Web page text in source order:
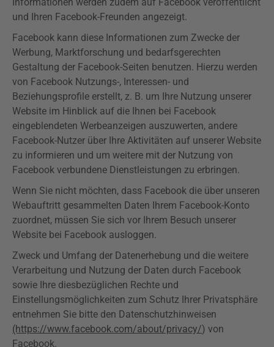
und Ihren Facebook-Freunden angezeigt.
Facebook kann diese Informationen zum Zwecke der
Werbung, Marktforschung und bedarfsgerechten
Gestaltung der Facebook-Seiten benutzen. Hierzu werden
von Facebook Nutzungs-, Interessen- und
Beziehungsprofile erstellt, z. B. um Ihre Nutzung unserer
Website im Hinblick auf die Ihnen bei Facebook
eingeblendeten Werbeanzeigen auszuwerten, andere
Facebook-Nutzer über Ihre Aktivitäten auf unserer Website
zu informieren und um weitere mit der Nutzung von
Facebook verbundene Dienstleistungen zu erbringen.
Wenn Sie nicht möchten, dass Facebook die über unseren
Webauftritt gesammelten Daten Ihrem Facebook-Konto
zuordnet, müssen Sie sich vor Ihrem Besuch unserer
Website bei Facebook ausloggen.
Zweck und Umfang der Datenerhebung und die weitere
Verarbeitung und Nutzung der Daten durch Facebook
sowie Ihre diesbezüglichen Rechte und
Einstellungsmöglichkeiten zum Schutz Ihrer Privatsphäre
entnehmen Sie bitte den Datenschutzhinweisen
(https://www.facebook.com/about/privacy/) von
Facebook.